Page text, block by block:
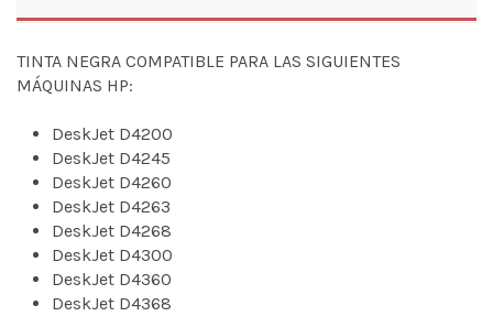
TINTA NEGRA COMPATIBLE PARA LAS SIGUIENTES
MÁQUINAS HP:
DeskJet D4200
DeskJet D4245
DeskJet D4260
DeskJet D4263
DeskJet D4268
DeskJet D4300
DeskJet D4360
DeskJet D4368